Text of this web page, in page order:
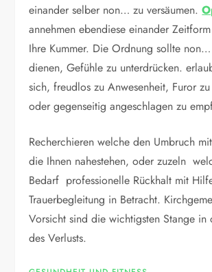
einander selber non… zu versäumen.
annehmen ebendiese einander
Ihre Kummer. Die Ordnung sollte
dienen, Gefühle zu unterdrücken.
sich, freudlos zu Anwesenheit, Furor
oder gegenseitig angeschlagen zu
Recherchieren welche den Umbruch
die Ihnen nahestehen, oder zuzeln
Bedarf professionelle Rückhalt mit
Trauerbegleitung in Betracht.
Vorsicht sind die wichtigsten Stange in
des Verlusts.